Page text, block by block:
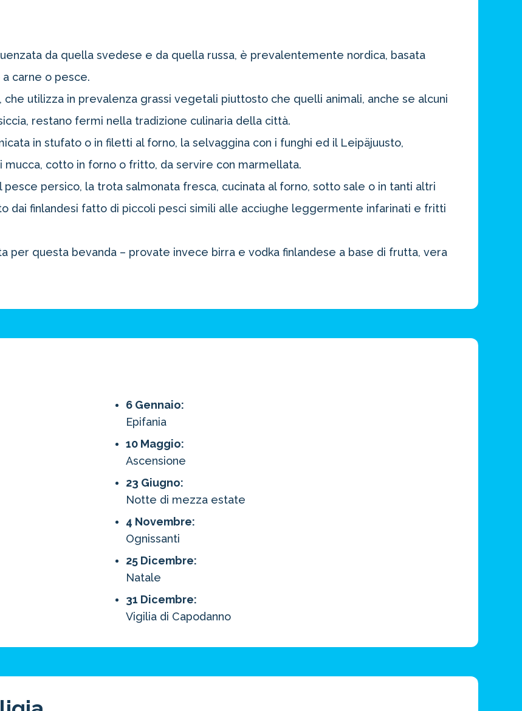
da quella svedese e da quella russa, è prevalentemente nordica, basata
carne o pesce.
utilizza in prevalenza grassi vegetali piuttosto che quelli animali, anche se alcuni
restano fermi nella tradizione culinaria della città.
in stufato o in filetti al forno, la selvaggina con i funghi ed il Leipäjuusto,
cotto in forno o fritto, da servire con marmellata.
pesce persico, la trota salmonata fresca, cucinata al forno, sotto sale o in tanti altri
dai finlandesi fatto di piccoli pesci simili alle acciughe leggermente infarinati e fritti
per questa bevanda – provate invece birra e vodka finlandese a base di frutta, vera
6 Gennaio:
Epifania
10 Maggio:
Ascensione
23 Giugno:
Notte di mezza estate
4 Novembre:
Ognissanti
25 Dicembre:
Natale
31 Dicembre:
Vigilia di Capodanno